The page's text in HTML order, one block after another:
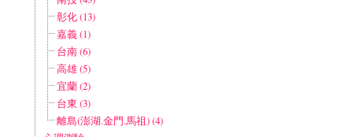
彰化 (13)
嘉義 (1)
台南 (6)
高雄 (5)
宜蘭 (2)
台東 (3)
離島(澎湖.金門.馬祖) (4)